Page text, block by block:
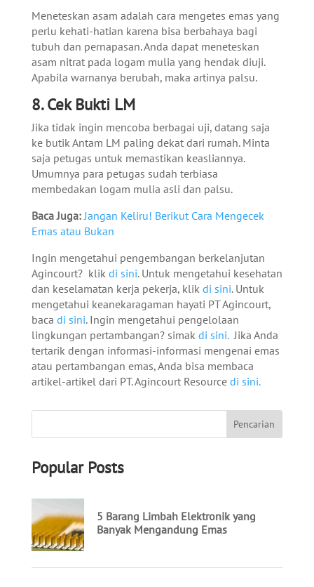
Meneteskan asam adalah cara mengetes emas yang
perlu kehati-hatian karena bisa berbahaya bagi
tubuh dan pernapasan. Anda dapat meneteskan
asam nitrat pada logam mulia yang hendak diuji.
Apabila warnanya berubah, maka artinya palsu.
8. Cek Bukti LM
Jika tidak ingin mencoba berbagai uji, datang saja
ke butik Antam LM paling dekat dari rumah. Minta
saja petugas untuk memastikan keasliannya.
Umumnya para petugas sudah terbiasa
membedakan logam mulia asli dan palsu.
Baca Juga: Jangan Keliru! Berikut Cara Mengecek
Emas atau Bukan
Ingin mengetahui pengembangan berkelanjutan
Agincourt? klik di sini. Untuk mengetahui kesehatan
dan keselamatan kerja pekerja, klik di sini. Untuk
mengetahui keanekaragaman hayati PT Agincourt,
baca di sini. Ingin mengetahui pengelolaan
lingkungan pertambangan? simak di sini.Jika Anda
tertarik dengan informasi-informasi mengenai emas
atau pertambangan emas, Anda bisa membaca
artikel-artikel dari PT. Agincourt Resourcedi sini.
Popular Posts